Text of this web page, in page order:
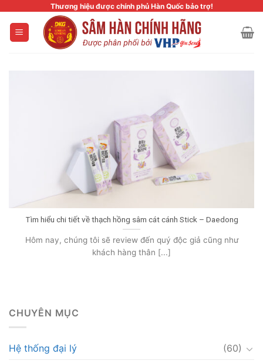
content
Thương hiệu được chính phủ Hàn Quốc bảo trợ!
Tìm hiểu chi tiết về thạch hồng sâm cát cánh Stick – Daedong
Hôm nay, chúng tôi sẽ review đến quý độc giả cũng như
khách hàng thân [...]
CHUYÊN MỤC
Hệ thống đại lý
(60)